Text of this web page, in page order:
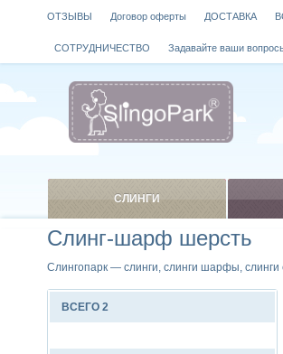
Слинг-шарф шерсть
Слингопарк — слинги, слинги шарфы,
ВСЕГО 2
ОТЗЫВЫ Договор оферты ДОСТАВКА
СОТРУДНИЧЕСТВО Задавайте ваши
СЛИНГИ